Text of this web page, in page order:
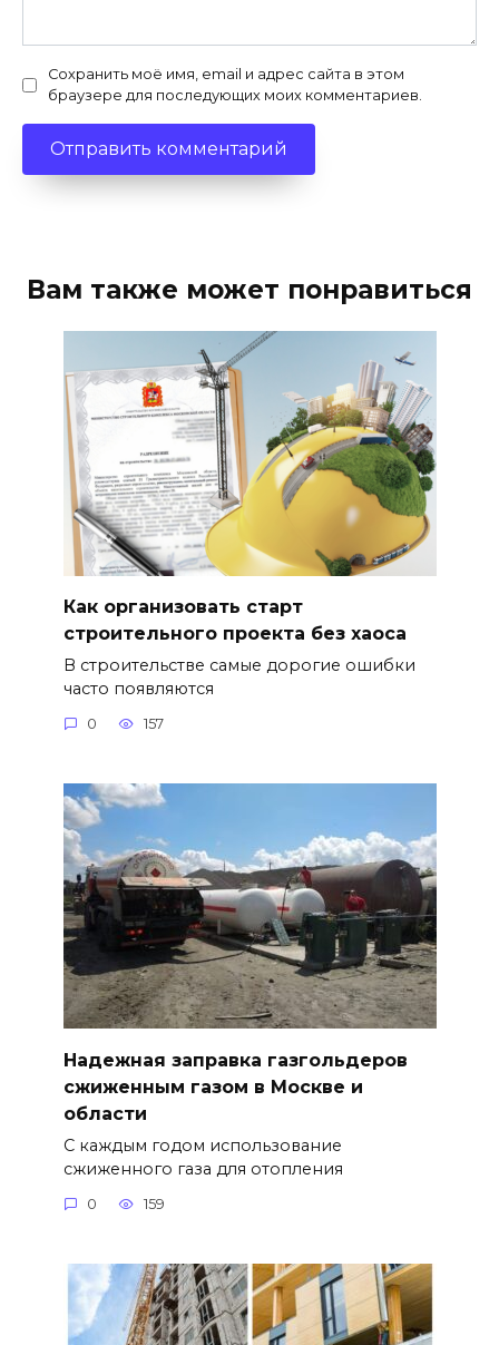
Сохранить моё имя, email и адрес сайта в этом
браузере для последующих моих комментариев.
Вам также может понравиться
Как организовать старт
строительного проекта без хаоса
В строительстве самые дорогие ошибки
часто появляются
0 157
Надежная заправка газгольдеров
сжиженным газом в Москве и
области
С каждым годом использование
сжиженного газа для отопления
0 159